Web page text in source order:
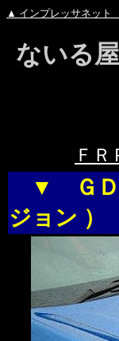
▲ インプレッサネッ
ないる
Ｆ
▼ ＧＤ
ジョン ）